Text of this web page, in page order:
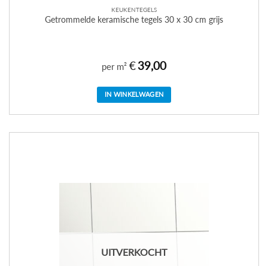
KEUKENTEGELS
Getrommelde keramische tegels 30 x 30 cm grijs
per m² €39,00
IN WINKELWAGEN
UITVERKOCHT